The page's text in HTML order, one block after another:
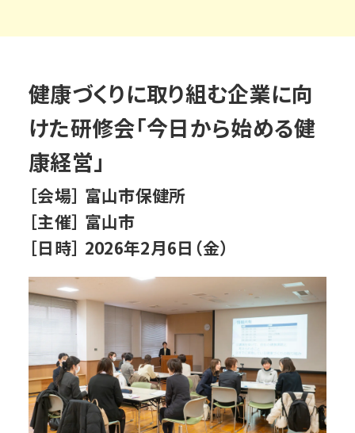
健康づくりに取り組む企業に向
けた研修会「今日から始める健
康経営」
［会場］ 富山市保健所
［主催］ 富山市
［日時］ 2026年2月6日（金）